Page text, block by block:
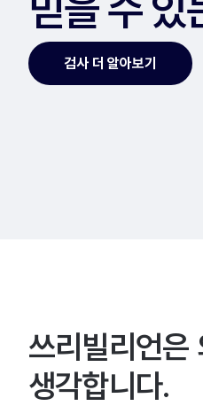
검사 더 알아보기
쓰리빌리언은
생각합니다.